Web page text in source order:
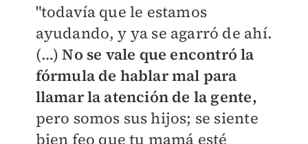
"todavía que le estamos
ayudando, y ya se agarró de ahí.
(…)No se vale que encontró la
fórmula de hablar mal para
llamar la atención de la gente,
pero somos sus hijos; se siente
bien feo que tu mamá esté